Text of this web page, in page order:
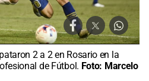
2 a 2 en Rosario en la
de Fútbol. Foto: Marcelo